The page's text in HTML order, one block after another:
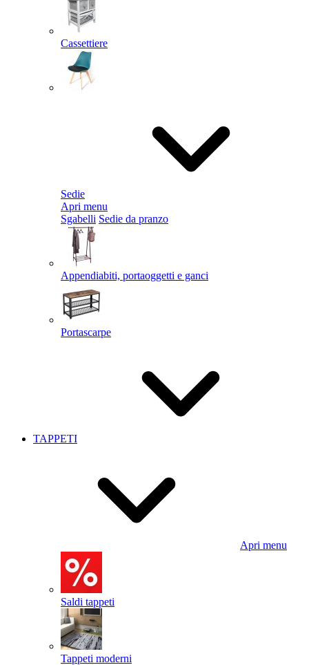
Cassettiere
Sedie
Apri menu
Sgabelli Sedie da pranzo
Appendiabiti, portaoggetti e ganci
Portascarpe
TAPPETI
Apri menu
Saldi tappeti
Tappeti moderni